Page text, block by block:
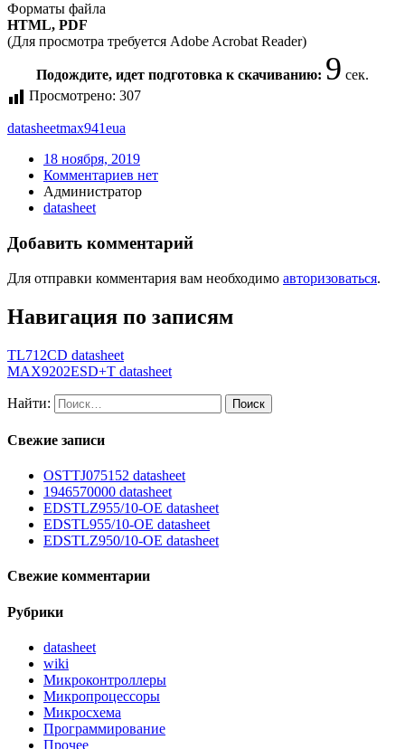
Форматы файла
HTML, PDF
(Для просмотра требуется Adobe Acrobat Reader)
Подождите, идет подготовка к скачиванию: 9 сек.
Просмотрено: 307
datasheetmax941eua
18 ноября, 2019
Комментариев нет
Администратор
datasheet
Добавить комментарий
Для отправки комментария вам необходимо авторизоваться.
Навигация по записям
TL712CD datasheet
MAX9202ESD+T datasheet
Найти:
Свежие записи
OSTTJ075152 datasheet
1946570000 datasheet
EDSTLZ955/10-OE datasheet
EDSTL955/10-OE datasheet
EDSTLZ950/10-OE datasheet
Свежие комментарии
Рубрики
datasheet
wiki
Микроконтроллеры
Микропроцессоры
Микросхема
Программирование
Прочее